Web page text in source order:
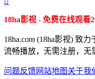
18ha影视 - 免费在线观看
18ha.com (18ha影视) 致
流畅播放，无需注册，无
问题反馈网站地图 关于我